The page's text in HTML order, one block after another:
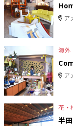
ア
海外
ア
花・
半